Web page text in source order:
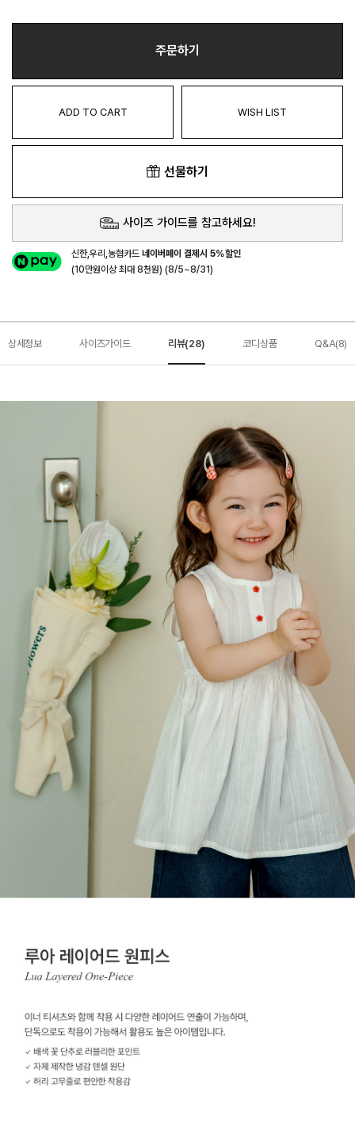
주문하기
ADD TO CART WISH LIST
선물하기
사이즈 가이드를 참고하세요!
신한,우리,농협카드네이버페이 결제시 5%할인
(10만원이상 최대 8천원) (8/5~8/31)
상세정보 사이즈가이드 리뷰(28) 코디상품 Q&A(8)